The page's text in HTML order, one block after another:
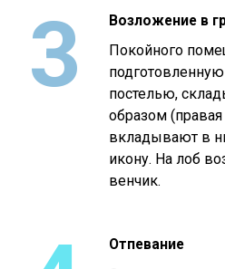
3
Возложение в
Покойного
постелью,
образом
вкладывают в
икону. На лоб
венчик.
Отпевание